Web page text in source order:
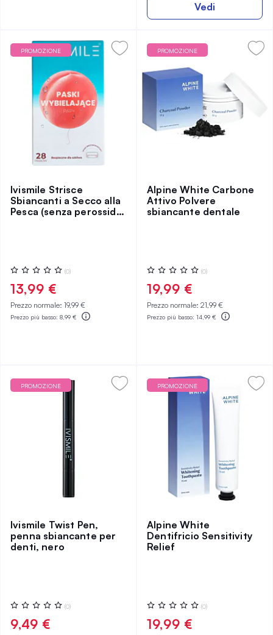
Vedi
PROMOZIONE
Ivismile Strisce
Sbiancanti a Secco alla
Pesca (senza perossido
Valutazione:
0%
(0)
13,99 €
Prezzo normale: 19,99 €
Prezzo più basso: 8,99 €
PROMOZIONE
Alpine White Carbone
Attivo Polvere
sbiancante dentale
Valutazione:
0%
(0)
19,99 €
Prezzo normale: 21,99 €
Prezzo più basso: 14,99 €
PROMOZIONE
Ivismile Twist Pen,
penna sbiancante per
denti, nero
Valutazione:
0%
(0)
9,49 €
PROMOZIONE
Alpine White
Dentifricio Sensitivity
Relief
Valutazione:
0%
(0)
19,99 €